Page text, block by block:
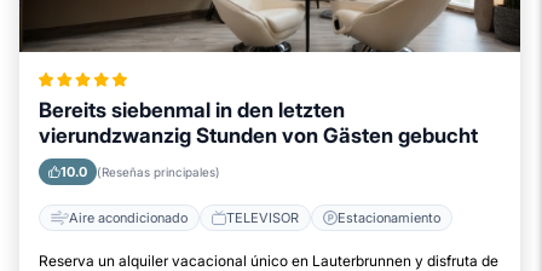
Bereits siebenmal in den letzten
vierundzwanzig Stunden von Gästen gebucht
10.0 (Reseñas principales)
Aire acondicionado TELEVISOR Estacionamiento
Reserva un alquiler vacacional único en Lauterbrunnen y disfruta de